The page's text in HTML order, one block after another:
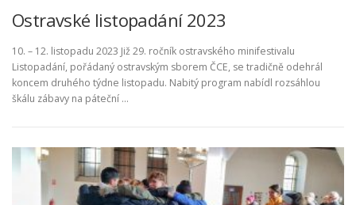
Ostravské listopadání 2023
10. – 12. listopadu 2023 Již 29. ročník ostravského minifestivalu
Listopadání, pořádaný ostravským sborem ČCE, se tradičně odehrál
koncem druhého týdne listopadu. Nabitý program nabídl rozsáhlou
škálu zábavy na páteční …